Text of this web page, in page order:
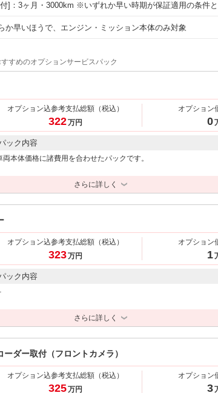
]：3ヶ月・3000km ※いずれか早い時期が保証適用の条件と
か早いほうで、エンジン・ミッション本体のみ対象
すめのオプションサービスパック
オプション込参考支払総額 （税込）
322万円
オプション
0
ック内容
両本体価格に諸費用を合わせたパックです。
さらに詳しく
オプション込参考支払総額 （税込）
323万円
オプション
1
ック内容
さらに詳しく
ダー取付（フロントカメラ）
オプション込参考支払総額 （税込）
325万円
オプション
3